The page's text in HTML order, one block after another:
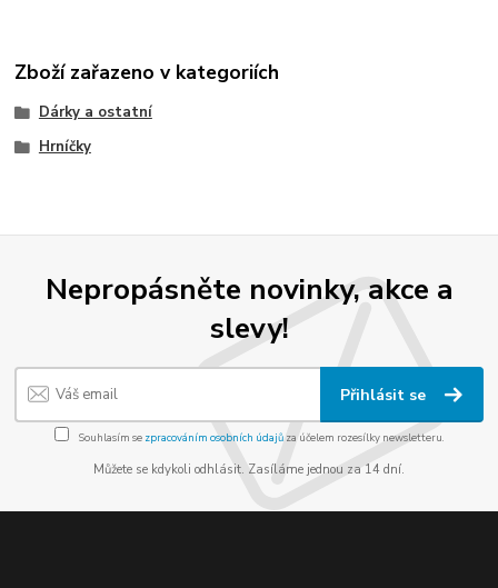
Zboží zařazeno v kategoriích
Dárky a ostatní
Hrníčky
Nepropásněte novinky, akce a
slevy!
Přihlásit se
Souhlasím se zpracováním osobních údajůza účelem rozesílky newsletteru.
Můžete se kdykoli odhlásit. Zasíláme jednou za 14 dní.